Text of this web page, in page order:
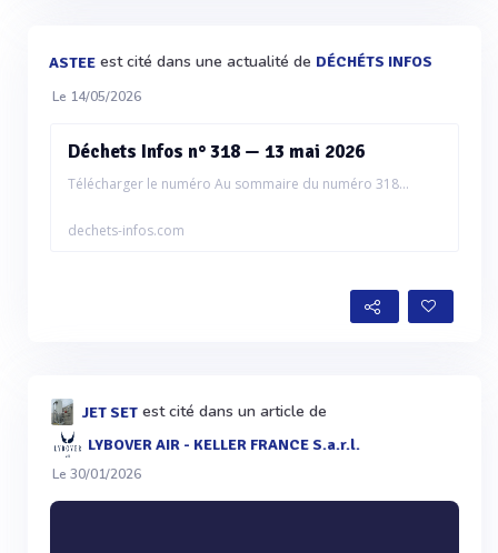
ASTEE est cité dans une actualité de DÉCHÉTS INFOS
Le 14/05/2026
Déchets Infos n° 318 — 13 mai 2026
Télécharger le numéro Au sommaire du numéro 318...
dechets-infos.com
JET SET est cité dans un article de
LYBOVER AIR - KELLER FRANCE S.a.r.l.
Le 30/01/2026